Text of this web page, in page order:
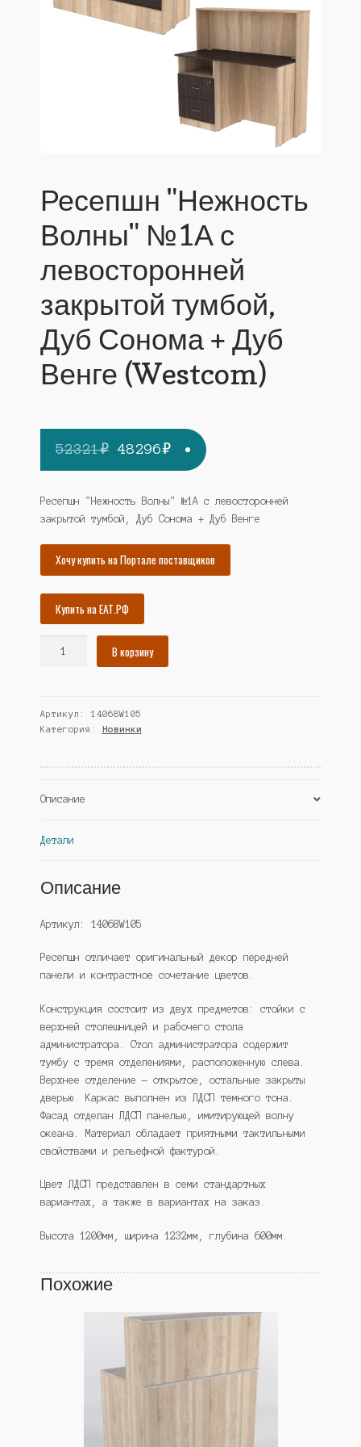
Ресепшн "Нежность
Волны" №1А с
левосторонней
закрытой тумбой,
Дуб Сонома + Дуб
Венге (Westcom)
52321₽ Первоначальная
цена
составляла
52321₽.
48296₽Текущая
цена:
48296₽.
Ресепшн "Нежность Волны" №1А с левосторонней
закрытой тумбой, Дуб Сонома + Дуб Венге
Хочу купить на Портале поставщиков
Купить на ЕАТ.РФ
Волны"
№1А
левосторонней
тумбой,
Сонома
Венге
В корзину
Артикул:14068W105
Категория: Новинки
Описание
Детали
Описание
Артикул: 14068W105
Ресепшн отличает оригинальный декор передней
панели и контрастное сочетание цветов.
Конструкция состоит из двух предметов: стойки с
верхней столешницей и рабочего стола
администратора. Стол администратора содержит
тумбу с тремя отделениями, расположенную слева.
Верхнее отделение — открытое, остальные закрыты
дверью. Каркас выполнен из ЛДСП темного тона.
Фасад отделан ЛДСП панелью, имитирующей волну
океана. Материал обладает приятными тактильными
свойствами и рельефной фактурой.
Цвет ЛДСП представлен в семи стандартных
вариантах, а также в вариантах на заказ.
Высота 1200мм, ширина 1232мм, глубина 600мм.
Похожие